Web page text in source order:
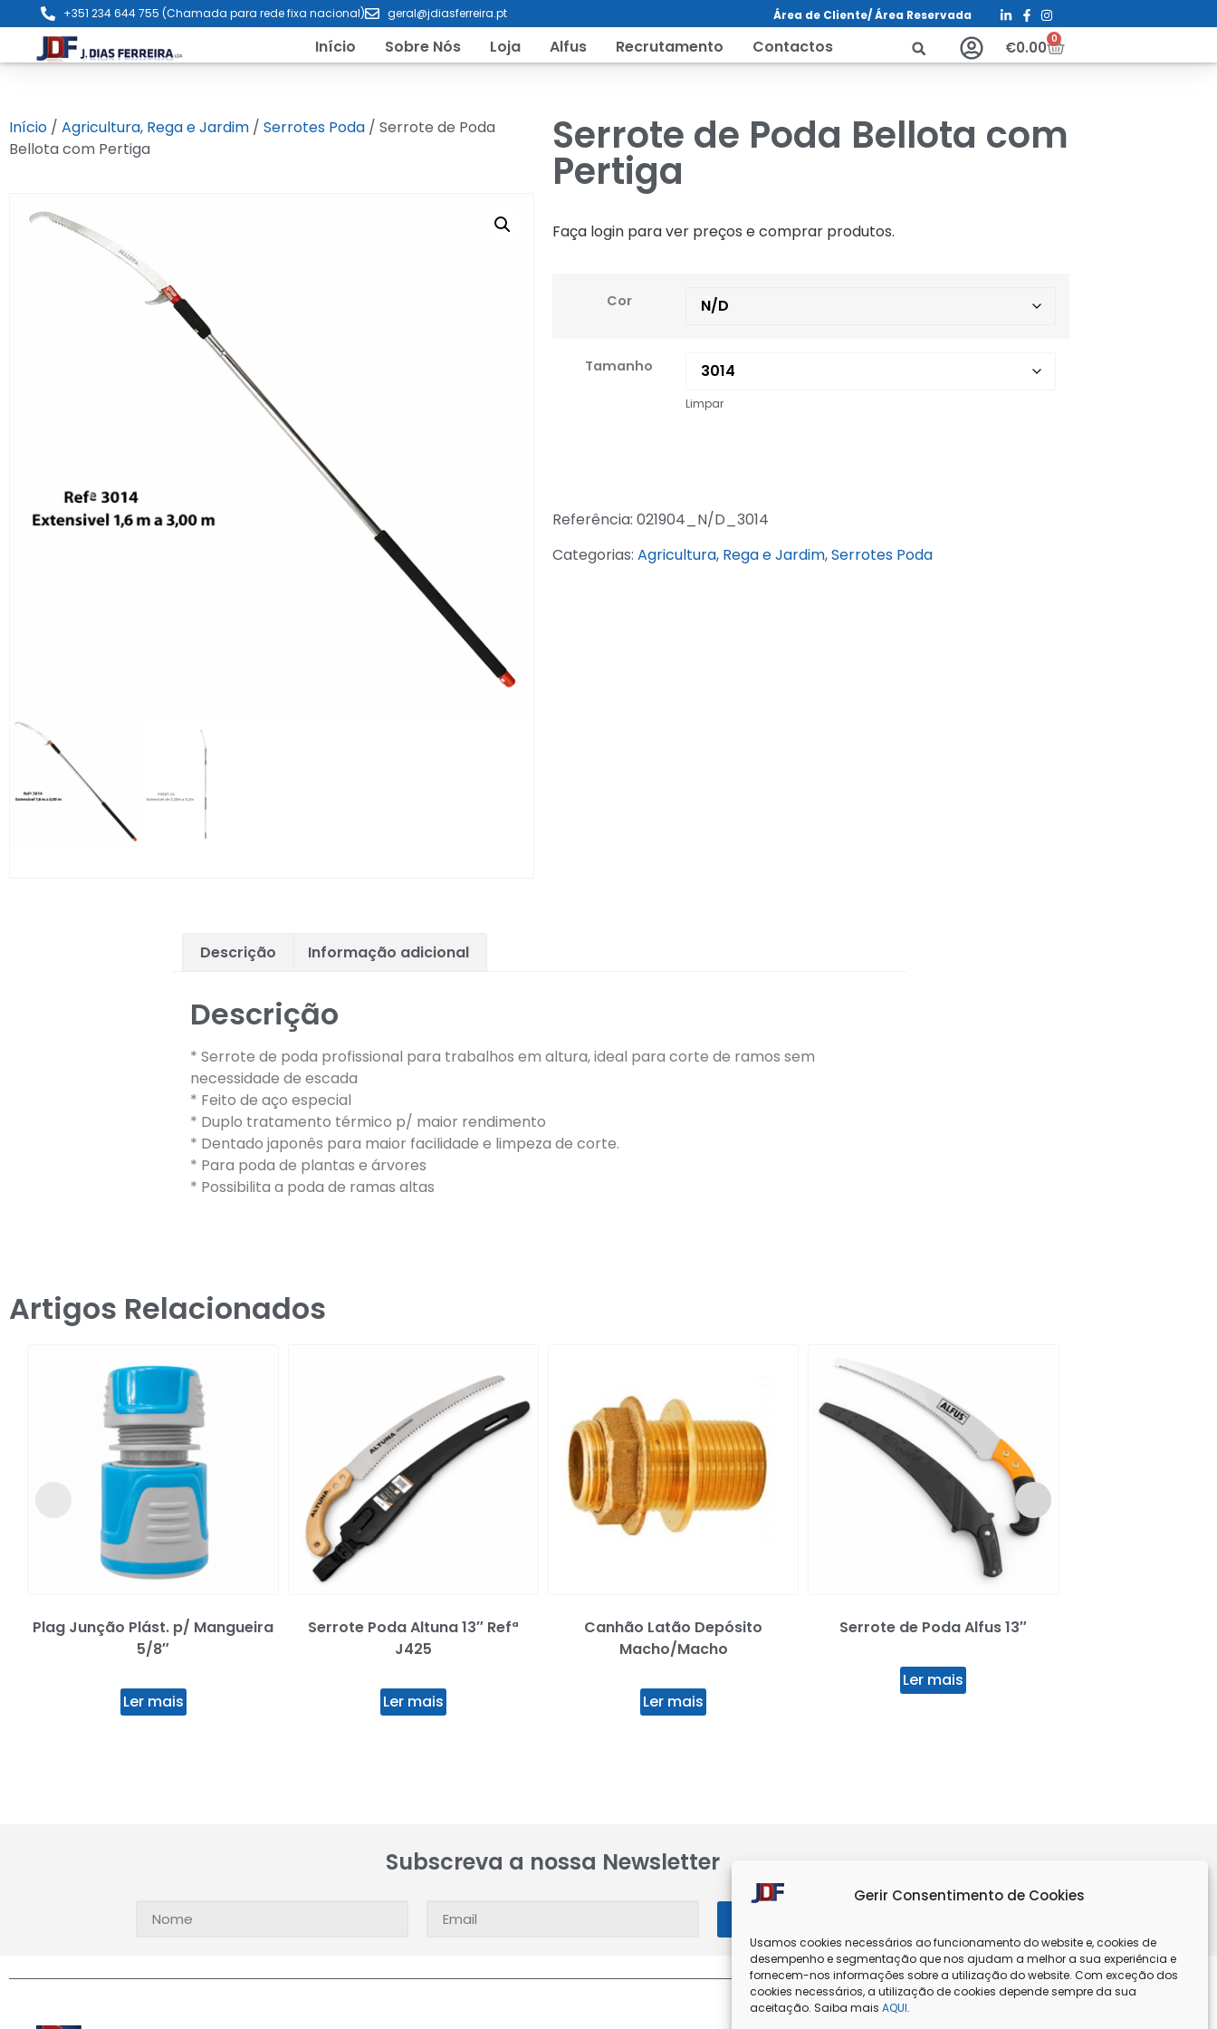
Gerir Consentimento de Cookies
Usamos cookies necessários ao funcionamento do website e, cookies de
desempenho e segmentação que nos ajudam a melhor a sua experiência e
fornecem-nos informações sobre a utilização do website. Com exceção dos
cookies necessários, a utilização de cookies depende sempre da sua
aceitação. Saiba mais AQUI.
+351 234 644 755 (Chamada para rede fixa nacional) geral@jdiasferreira.pt Área de Cliente/ Área Reservada
Início Sobre Nós Loja Alfus Recrutamento Contactos €0.00 0
Início / Agricultura, Rega e Jardim / Serrotes Poda / Serrote de Poda
Bellota com Pertiga
Serrote de Poda Bellota com
Pertiga
Faça login para ver preços e comprar produtos.
Cor
Tamanho
Limpar
Referência: 021904_N/D_3014
Categorias: Agricultura, Rega e Jardim,Serrotes Poda
Descrição Informação adicional
Descrição
* Serrote de poda profissional para trabalhos em altura, ideal para corte de ramos sem
necessidade de escada
* Feito de aço especial
* Duplo tratamento térmico p/ maior rendimento
* Dentado japonês para maior facilidade e limpeza de corte.
* Para poda de plantas e árvores
* Possibilita a poda de ramas altas
Artigos Relacionados
Plag Junção Plást. p/ Mangueira
5/8″
Ler mais
Serrote Poda Altuna 13″ Refª
J425
Ler mais
Canhão Latão Depósito
Macho/Macho
Ler mais
Serrote de Poda Alfus 13″
Ler mais
Subscreva a nossa Newsletter